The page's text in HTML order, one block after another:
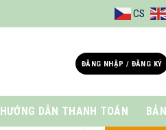
CS
ĐĂNG NHẬP / ĐĂNG KÝ
HƯỚNG DẪN THANH TOÁN